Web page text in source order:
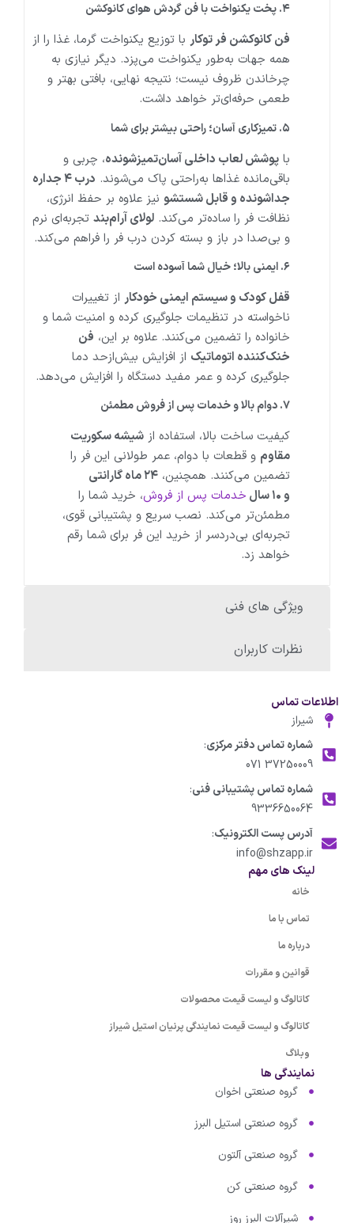
ویژگی های فنی
نظرات کاربران
۴.پخت یکنواخت با فن گردش هوای کانوکشن
فن کانوکشن فر توکار با توزیع یکنواخت گرما، غذا را از
همه جهات به‌طور یکنواخت می‌پزد. دیگر نیازی به
چرخاندن ظروف نیست؛ نتیجه نهایی، بافتی بهتر و
طعمی حرفه‌ای‌تر خواهد داشت.
۵.تمیزکاری آسان؛ راحتی بیشتر برای شما
با پوشش لعاب داخلی آسان‌تمیزشونده، چربی و
باقی‌مانده غذاها به‌راحتی پاک می‌شوند. درب۴جداره
جداشونده و قابل شستشو نیز علاوه بر حفظ انرژی،
نظافت فر را ساده‌تر می‌کند. لولای آرام‌بند تجربه‌ای نرم
و بی‌صدا در باز و بسته کردن درب فر را فراهم می‌کند.
۶.ایمنی بالا؛ خیال شما آسوده است
قفل کودک و سیستم ایمنی خودکار از تغییرات
ناخواسته در تنظیمات جلوگیری کرده و امنیت شما و
خانواده را تضمین می‌کنند. علاوه بر این، فن
خنک‌کننده اتوماتیک از افزایش بیش‌ازحد دما
جلوگیری کرده و عمر مفید دستگاه را افزایش می‌دهد.
۷.دوام بالا و خدمات پس از فروش مطمئن
کیفیت ساخت بالا، استفاده از شیشه سکوریت
مقاوم و قطعات با دوام، عمر طولانی این فر را
تضمین می‌کنند. همچنین، ۲۴ماه گارانتی
و۱۰سال خدمات پس از فروش، خرید شما را
مطمئن‌تر می‌کند. نصب سریع و پشتیبانی قوی،
تجربه‌ای بی‌دردسر از خرید این فر برای شما رقم
خواهد زد.
اطلاعات تماس
شیراز
شماره تماس دفتر مرکزی:
37250009 071
شماره تماس پشتیبانی فنی:
9336650064
آدرس پست الکترونیک:
info@shzapp.ir
لینک های مهم
خانه
تماس با ما
درباره ما
قوانین و مقررات
کاتالوگ و لیست قیمت محصولات
کاتالوگ و لیست قیمت نمایندگی پرنیان استیل شیراز
وبلاگ
نمایندگی ها
گروه صنعتی اخوان
گروه صنعتی استیل البرز
گروه صنعتی آلتون
گروه صنعتی کن
شیرآلات البرز روز